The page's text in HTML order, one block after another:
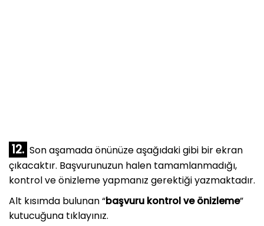
12. Son aşamada önünüze aşağıdaki gibi bir ekran
çıkacaktır. Başvurunuzun halen tamamlanmadığı,
kontrol ve önizleme yapmanız gerektiği yazmaktadır.
Alt kısımda bulunan “başvuru kontrol ve önizleme”
kutucuğuna tıklayınız.